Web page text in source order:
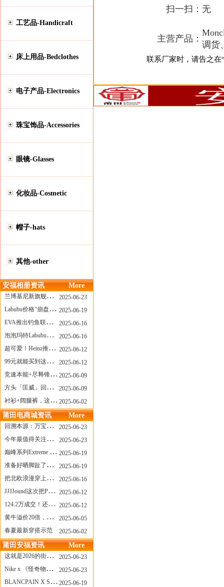
工艺品-Handicraft
床上用品-Bedclothes
电子产品-Electronics
珠宝饰品-Accessories
眼镜-Glasses
化妆品-Cosmetic
帽子-hats
其他-other
安福相册资讯 More
兰博基尼新旗舰曝光？这台顶级超跑或将在8月登场
2025-06-23
Labubu价格“崩盘”？618当日泡泡玛特预售补货量超200W！
2025-06-19
EVA推出钓鱼联名套装，初号机也能当“假饵”？
2025-06-16
泡泡玛特Labubu新品发售上演“拳王争霸”......
2025-06-16
超可爱！Heinz推出星之卡比合作款番茄酱！
2025-06-12
99元就能买到这样颜值的太阳镜？优衣库夏季墨镜系列
2025-06-12
竞速本能+尽释锋芒——罗杰杜彼Roger+Dubuis王者竞速系列飞返计时码表燃擎赛道
2025-06-09
方头「匡威」回归！日系简约里的小心思
2025-06-09
衬衫+阔腿裤，这样穿美出新高度！
2025-06-02
莆田电商城资讯 More
回溯本源：万宝龙推出明星系列都市灰腕表新作
2025-06-23
今年最值得关注的AF1！KOBE x AF1 明日发售
2025-06-23
巅峰系列Extreme Diver潜水腕表与Revival Diver复刻版潜水腕表共同推出“暗影款”新作
2025-06-19
准备好晒脚趾了吗？透明款 AF1 要回归了
2025-06-19
把北欧浪漫穿上脚，Cecilie Bahnsen x ASICS
2025-06-16
JJJJound这次把PUMA改得好安静
2025-06-12
124.2万成交！还有什么是Labubu做不到的？
2025-06-12
黄牛溢价20倍，「Labubu」3.0市价大盘点！假货比正品还贵...
2025-06-05
春夏最新穿搭示范
2025-06-02
莆田安福资讯 More
这就是2026的街头感！Prada新包我先爱了
2025-06-23
Nike x 《怪奇物语》联名回归，终于轮到这双热门款了！
2025-06-23
BLANCPAIN X SWATCH联名款 BIOCERAMIC SCUBA FIFTY FATHOMS 系列推出全新 GREEN ABYSS（碧波洋）腕表
2025-06-19
扫一扫： 无
主营产品：
调货
联系厂家时，请告之在